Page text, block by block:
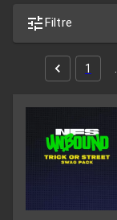
Filtre
1